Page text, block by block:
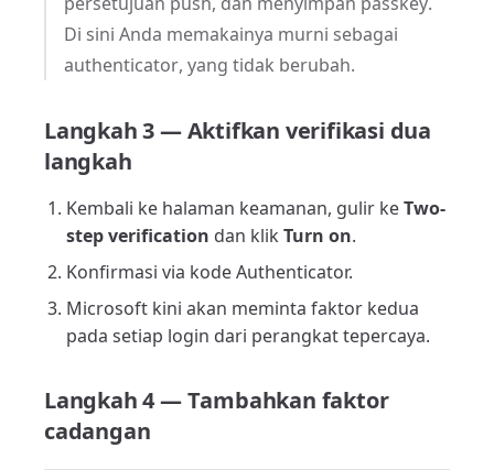
Di sini Anda memakainya murni sebagai
authenticator, yang tidak berubah.
Langkah 3 — Aktifkan verifikasi dua
langkah
Kembali ke halaman keamanan, gulir keTwo-
step verification dan klik Turn on.
Konfirmasi via kode Authenticator.
Microsoft kini akan meminta faktor kedua
pada setiap login dari perangkat tepercaya.
Langkah 4 — Tambahkan faktor
cadangan